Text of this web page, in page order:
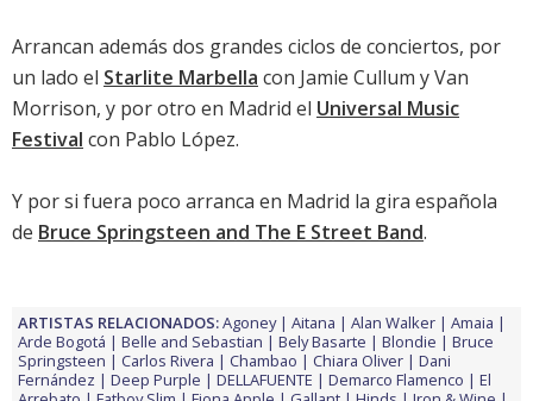
Arrancan además dos grandes ciclos de conciertos, por
un lado el Starlite Marbella con Jamie Cullum y Van
Morrison, y por otro en Madrid el Universal Music
Festival con Pablo López.
Y por si fuera poco arranca en Madrid la gira española
de Bruce Springsteen and The E Street Band.
ARTISTAS RELACIONADOS:Agoney Aitana Alan Walker
Amaia
Arde Bogotá
Belle and Sebastian Bely Basarte Blondie
Bruce
Springsteen
Carlos Rivera Chambao Chiara Oliver
Dani
Fernández
Deep Purple DELLAFUENTE Demarco Flamenco
El